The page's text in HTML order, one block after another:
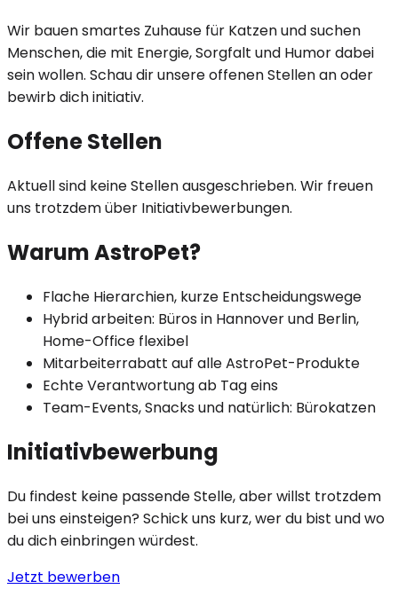
Wir bauen smartes Zuhause für Katzen und suchen
Menschen, die mit Energie, Sorgfalt und Humor dabei
sein wollen. Schau dir unsere offenen Stellen an oder
bewirb dich initiativ.
Offene Stellen
Aktuell sind keine Stellen ausgeschrieben. Wir freuen
uns trotzdem über Initiativbewerbungen.
Warum AstroPet?
Flache Hierarchien, kurze Entscheidungswege
Hybrid arbeiten: Büros in Hannover und Berlin,
Home-Office flexibel
Mitarbeiterrabatt auf alle AstroPet-Produkte
Echte Verantwortung ab Tag eins
Team-Events, Snacks und natürlich: Bürokatzen
Initiativbewerbung
Du findest keine passende Stelle, aber willst trotzdem
bei uns einsteigen? Schick uns kurz, wer du bist und wo
du dich einbringen würdest.
Jetzt bewerben